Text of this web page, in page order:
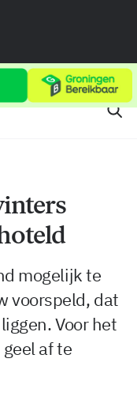
mogelijk te
voorspeld, dat
Voor het
af te